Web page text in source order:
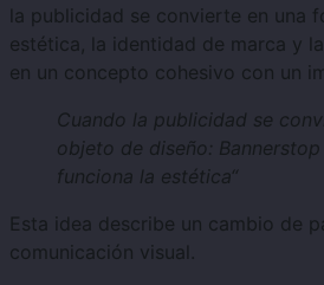
la publicidad se convierte en una
estética, la identidad de marca y
en un concepto cohesivo con un
Cuando la publicidad se
objeto de diseño:
funciona la estética“
Esta idea describe un cambio de
comunicación visual.